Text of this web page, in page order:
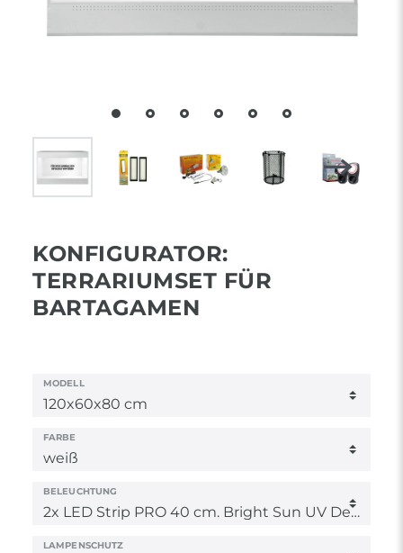
KONFIGURATOR:
TERRARIUMSET FÜR
BARTAGAMEN
MODELL
FARBE
BELEUCHTUNG
LAMPENSCHUTZ